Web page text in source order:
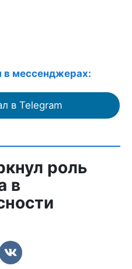
в мессенджерах:
в Telegram
роль
в